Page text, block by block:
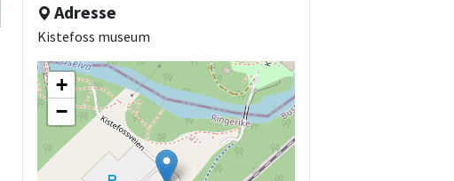
Adresse
Kistefoss museum
+
−